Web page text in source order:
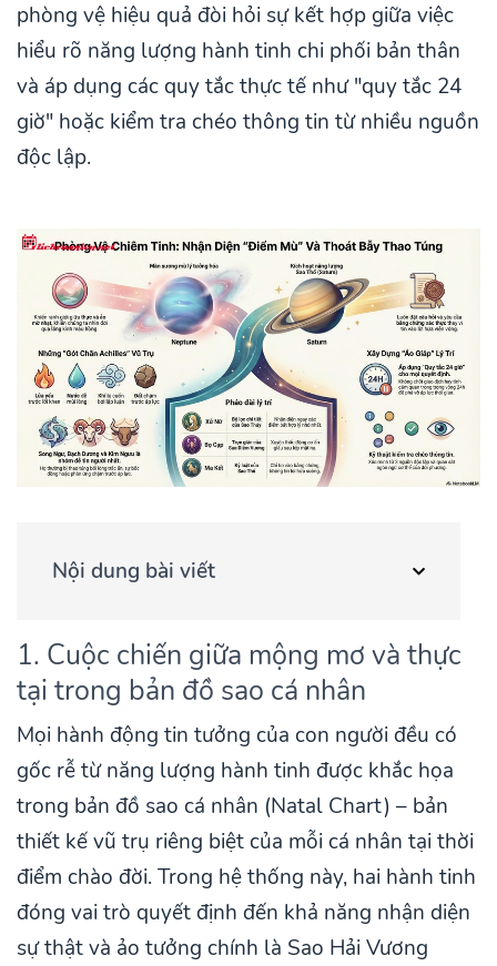
phòng vệ hiệu quả đòi hỏi sự kết hợp giữa việc
hiểu rõ năng lượng hành tinh chi phối bản thân
và áp dụng các quy tắc thực tế như "quy tắc 24
giờ" hoặc kiểm tra chéo thông tin từ nhiều nguồn
độc lập.
Nội dung bài viết
1. Cuộc chiến giữa mộng mơ và thực
tại trong bản đồ sao cá nhân
Mọi hành động tin tưởng của con người đều có
gốc rễ từ năng lượng hành tinh được khắc họa
trong bản đồ sao cá nhân (Natal Chart) – bản
thiết kế vũ trụ riêng biệt của mỗi cá nhân tại thời
điểm chào đời. Trong hệ thống này, hai hành tinh
đóng vai trò quyết định đến khả năng nhận diện
sự thật và ảo tưởng chính là Sao Hải Vương